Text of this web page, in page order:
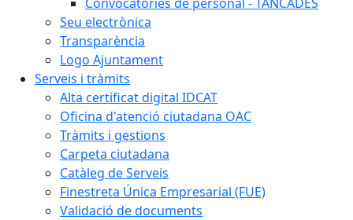
Seu electrònica
Transparència
Logo Ajuntament
Serveis i tràmits
Alta certificat digital IDCAT
Oficina d'atenció ciutadana OAC
Tràmits i gestions
Carpeta ciutadana
Catàleg de Serveis
Finestreta Única Empresarial (FUE)
Validació de documents